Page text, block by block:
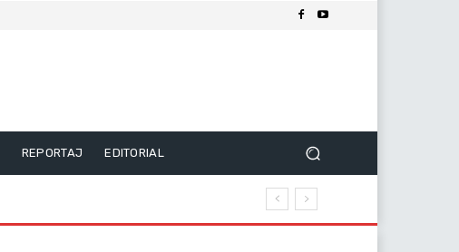
REPORTAJ EDITORIAL